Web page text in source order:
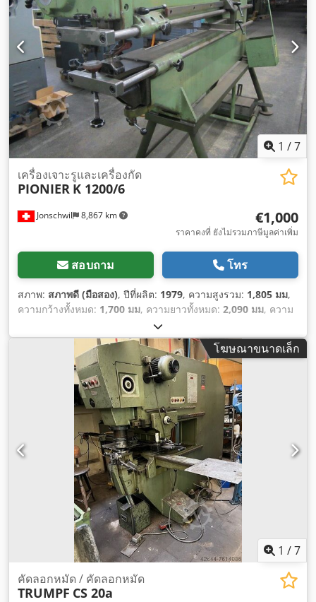
1 /7
Jonschwil 8,867 km
เครื่องเจาะรูและเครื่องกัด
PIONIER K 1200/6
€1,000
ราคาคงที่ ยังไม่รวมภาษีมูลค่าเพิ่ม
สอบถาม โทร
สภาพ: สภาพดี (มือสอง), ปีที่ผลิต: 1979, ความสูงรวม: 1,805 มม,
ความกว้างทั้งหมด: 1,700 มม, ความยาวทั้งหมด: 2,090 มม, ความ
, ช่วงการทำงาน:
รวม:1,200 กก.,
โฆษณาขนาดเล็ก
1 /7
คัดลอกหมัด / คัดลอกหมัด
TRUMPF CS 20a